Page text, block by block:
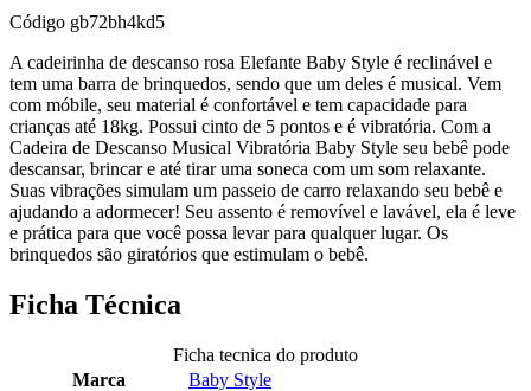
Código gb72bh4kd5
A cadeirinha de descanso rosa Elefante Baby Style é reclinável e
tem uma barra de brinquedos, sendo que um deles é musical. Vem
com móbile, seu material é confortável e tem capacidade para
crianças até 18kg. Possui cinto de 5 pontos e é vibratória. Com a
Cadeira de Descanso Musical Vibratória Baby Style seu bebê pode
descansar, brincar e até tirar uma soneca com um som relaxante.
Suas vibrações simulam um passeio de carro relaxando seu bebê e
ajudando a adormecer! Seu assento é removível e lavável, ela é leve
e prática para que você possa levar para qualquer lugar. Os
brinquedos são giratórios que estimulam o bebê.
Ficha Técnica
Ficha tecnica do produto
Marca
Baby Style